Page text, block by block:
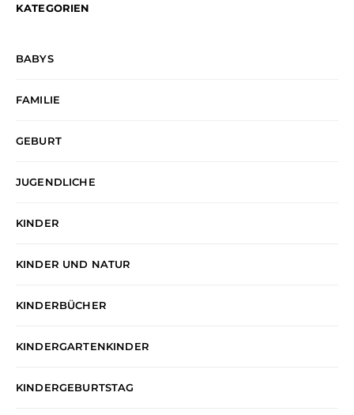
KATEGORIEN
BABYS
FAMILIE
GEBURT
JUGENDLICHE
KINDER
KINDER UND NATUR
KINDERBÜCHER
KINDERGARTENKINDER
KINDERGEBURTSTAG